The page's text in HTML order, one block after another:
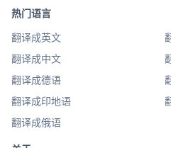
热门语言
翻译成英文
翻译成中文
翻译成德语
翻译成印地语
翻译成俄语